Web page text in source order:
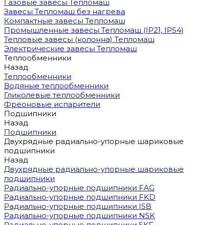
Газовые завесы Тепломаш
Завесы Тепломаш без нагрева
Компактные завесы Тепломаш
Промышленные завесы Тепломаш (IP21, IP54)
Тепловые завесы (колонна) Тепломаш
Электрические завесы Тепломаш
Теплообменники
Назад
Теплообменники
Водяные теплообменники
Гликолевые теплообменники
Фреоновые испарители
Подшипники
Назад
Подшипники
Двухрядные радиально-упорные шариковые
подшипники
Назад
Двухрядные радиально-упорные шариковые
подшипники
Радиально-упорные подшипники FAG
Радиально-упорные подшипники FKD
Радиально-упорные подшипники ISB
Радиально-упорные подшипники NSK